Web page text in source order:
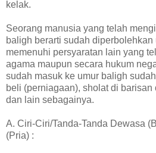
kelak.
Seorang manusia yang telah
baligh berarti sudah
memenuhi persyaratan lain yang
agama maupun secara hukum
sudah masuk ke umur baligh
beli (perniagaan), sholat di barisan
dan lain sebagainya.
A. Ciri-Ciri/Tanda-Tanda Dewasa
(Pria) :